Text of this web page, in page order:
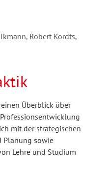
Robert Kordts,
Überblick über
mit der strategischen
Planung sowie
Lehre und Studium